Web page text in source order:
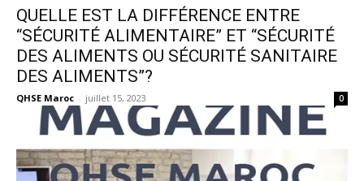
QUELLE EST LA DIFFÉRENCE ENTRE
“SÉCURITÉ ALIMENTAIRE” ET “SÉCURITÉ
DES ALIMENTS OU SÉCURITÉ SANITAIRE
DES ALIMENTS”?
QHSE Maroc - juillet 15, 2023 0